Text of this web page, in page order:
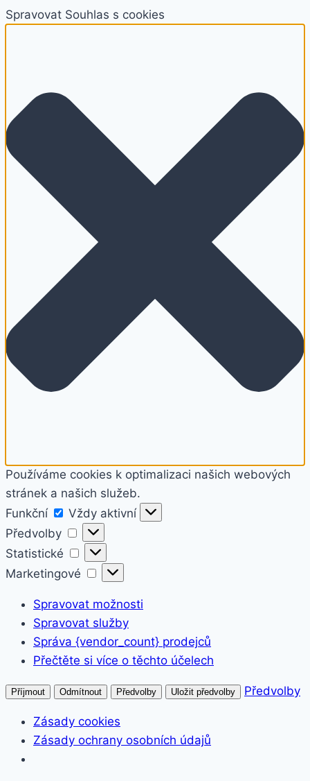
Spravovat Souhlas s cookies
Používáme cookies k optimalizaci našich webových
stránek a našich služeb.
Funkční
Funkční
Vždy aktivní
Předvolby
Předvolby
Statistické
Statistické
Marketingové
Marketingové
Spravovat možnosti
Spravovat služby
Správa {vendor_count} prodejců
Přečtěte si více o těchto účelech
Příjmout Odmítnout Předvolby Uložit předvolby Předvolby
Zásady cookies
Zásady ochrany osobních údajů